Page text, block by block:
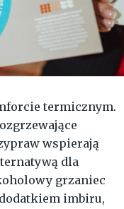
termicznym.
wspierają
dla
grzaniec
dodatkiem imbiru,